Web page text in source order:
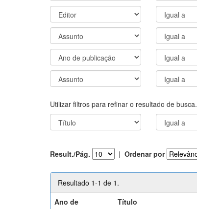
Utilizar filtros para refinar o resultado de busca.
Result./Pág. | Ordenar por
Resultado 1-1 de 1.
Ano de
Título